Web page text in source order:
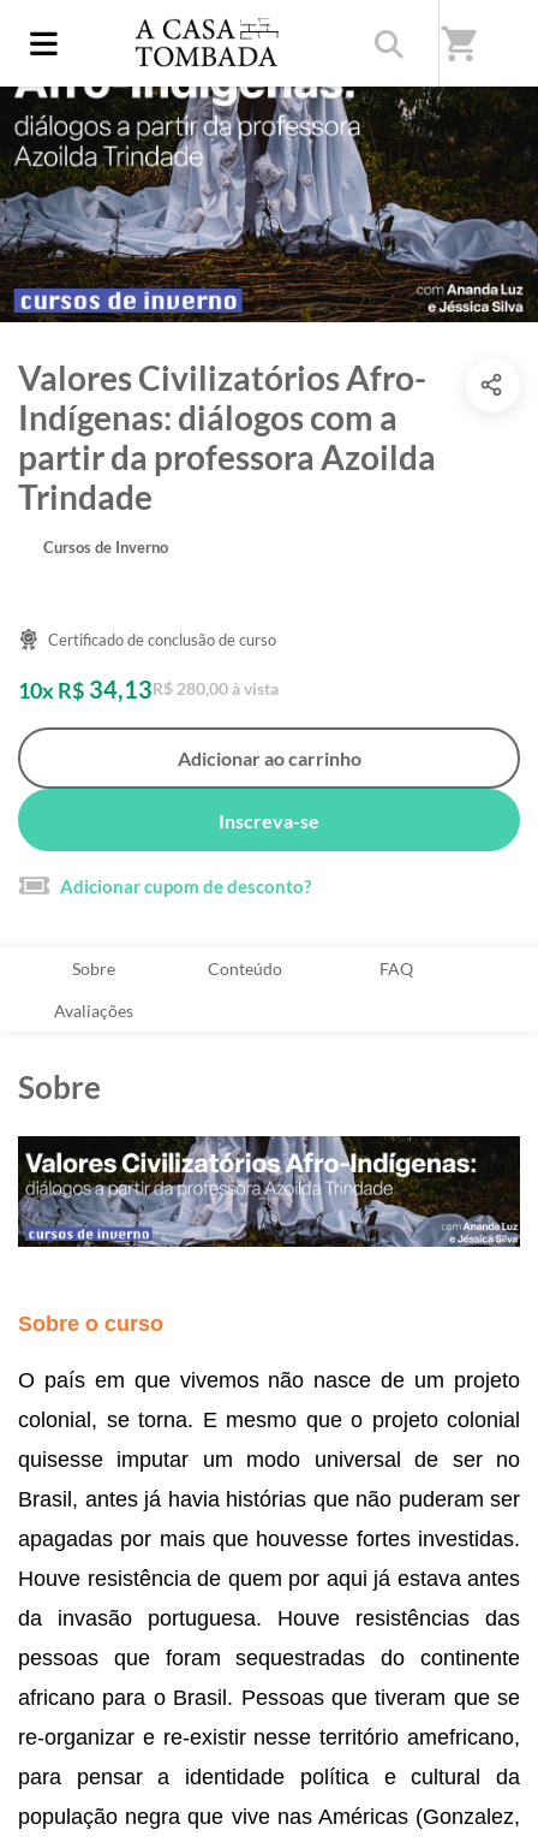
shopping_cart
Valores Civilizatórios Afro-
Indígenas: diálogos com a
partir da professora Azoilda
Trindade
Cursos de Inverno
Certificado de conclusão de curso
10x R$ 34,13R$ 280,00 à vista
Adicionar ao carrinho
Inscreva-se
Adicionar cupom de desconto?
Sobre Conteúdo FAQ
Avaliações
Sobre
Sobre o curso
O país em que vivemos não nasce de um projeto
colonial, se torna. E mesmo que o projeto colonial
quisesse imputar um modo universal de ser no
Brasil, antes já havia histórias que não puderam ser
apagadas por mais que houvesse fortes investidas.
Houve resistência de quem por aqui já estava antes
da invasão portuguesa. Houve resistências das
pessoas que foram sequestradas do continente
africano para o Brasil. Pessoas que tiveram que se
re-organizar e re-existir nesse território amefricano,
para pensar a identidade política e cultural da
população negra que vive nas Américas (Gonzalez,